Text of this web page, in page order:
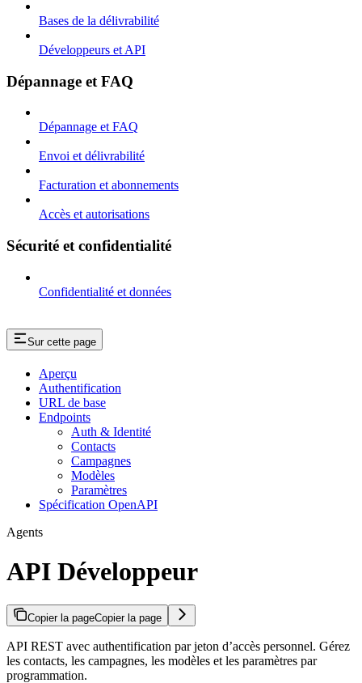
Bases de la délivrabilité
Développeurs et API
Dépannage et FAQ
Dépannage et FAQ
Envoi et délivrabilité
Facturation et abonnements
Accès et autorisations
Sécurité et confidentialité
Confidentialité et données
Sur cette page
Aperçu
Authentification
URL de base
Endpoints
Auth & Identité
Contacts
Campagnes
Modèles
Paramètres
Spécification OpenAPI
Agents
API Développeur
Copier la pageCopier la page
API REST avec authentification par jeton d’accès personnel. Gérez
les contacts, les campagnes, les modèles et les paramètres par
programmation.